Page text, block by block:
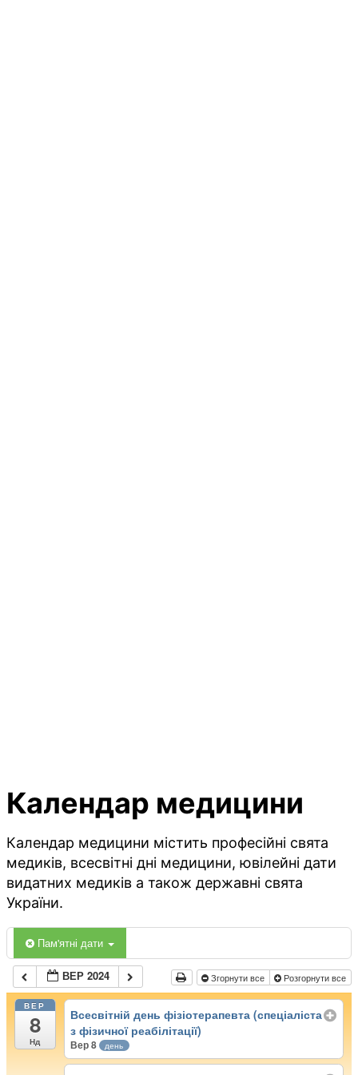
Календар медицини
Календар медицини містить професійні свята
медиків, всесвітні дні медицини, ювілейні дати
видатних медиків а також державні свята
України.
Пам'ятні дати
ВЕР 2024 Згорнути все Розгорнути все
ВЕР
8
Нд
Всесвітній день фізіотерапевта (спеціаліста
з фізичної реабілітації)
Вер 8 день